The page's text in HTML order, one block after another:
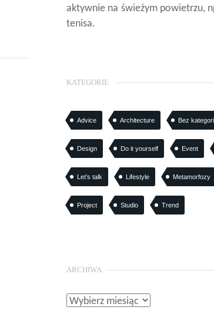
aktywnie na świeżym powietrzu,
tenisa.
KATEGORIE
Advice Architecture Bez
Design Do it yourself Event
Let’s talk Lifestyle Metamorfozy
Project Studio Trend
ARCHIWA